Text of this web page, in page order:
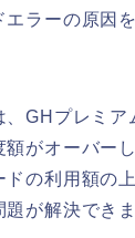
ラーの原因
、GHプレミア
がオーバー
ドの利用額の
題が解決でき